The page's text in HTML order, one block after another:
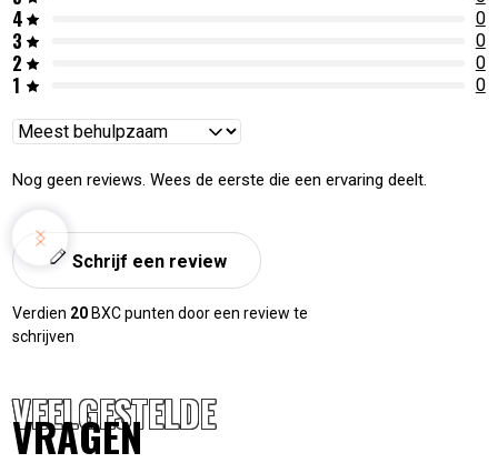
4 0
3 0
2 0
1 0
Reviews
Nog geen reviews. Wees de eerste die een ervaring deelt.
Schrijf een review
Verdien 20 BXC punten door een review te
schrijven
VEELGESTELDE
VRAGEN